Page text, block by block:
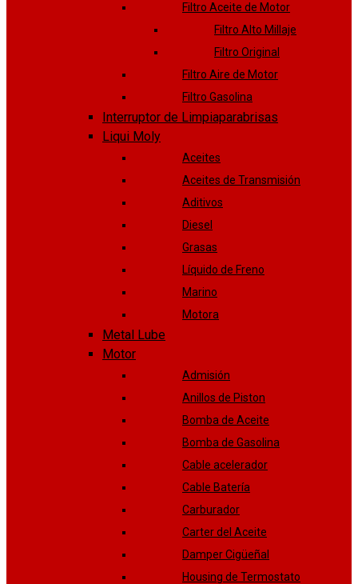
Filtro Aceite de Motor
Filtro Alto Millaje
Filtro Original
Filtro Aire de Motor
Filtro Gasolina
Interruptor de Limpiaparabrisas
Liqui Moly
Aceites
Aceites de Transmisión
Aditivos
Diesel
Grasas
Líquido de Freno
Marino
Motora
Metal Lube
Motor
Admisión
Anillos de Piston
Bomba de Aceite
Bomba de Gasolina
Cable acelerador
Cable Batería
Carburador
Carter del Aceite
Damper Cigüeñal
Housing de Termostato